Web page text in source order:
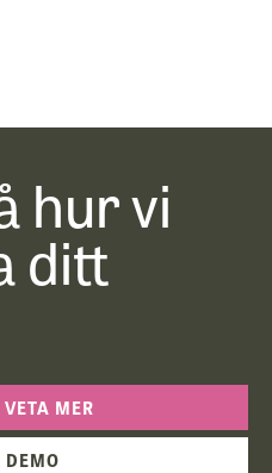
hur vi
ditt
MER
DEMO